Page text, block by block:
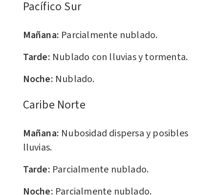
Pacífico Sur
Mañana: Parcialmente nublado.
Tarde: Nublado con lluvias y tormenta.
Noche: Nublado.
Caribe Norte
Mañana: Nubosidad dispersa y posibles
lluvias.
Tarde: Parcialmente nublado.
Noche: Parcialmente nublado.